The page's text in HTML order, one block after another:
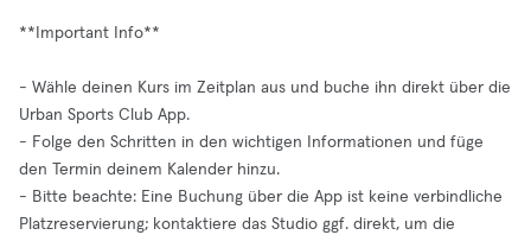
**Important Info**
- Wähle deinen Kurs im Zeitplan aus und buche ihn direkt über die
Urban Sports Club App.
- Folge den Schritten in den wichtigen Informationen und füge
den Termin deinem Kalender hinzu.
- Bitte beachte: Eine Buchung über die App ist keine verbindliche
Platzreservierung; kontaktiere das Studio ggf. direkt, um die